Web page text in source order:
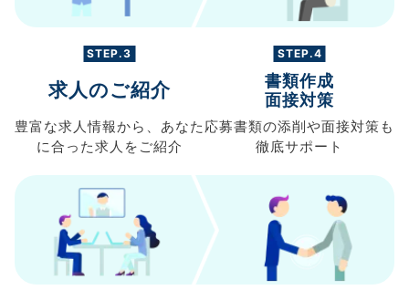
STEP.3
求人のご紹介
豊富な求人情報から、 あなた
に合った求人を ご紹介
STEP.4
書類作成
面接対策
応募書類の添削や面接対策も
徹底サポート